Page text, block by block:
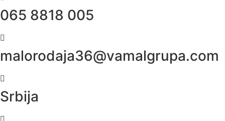
065 8818 005
malorodaja36@vamalgrupa.com
Srbija